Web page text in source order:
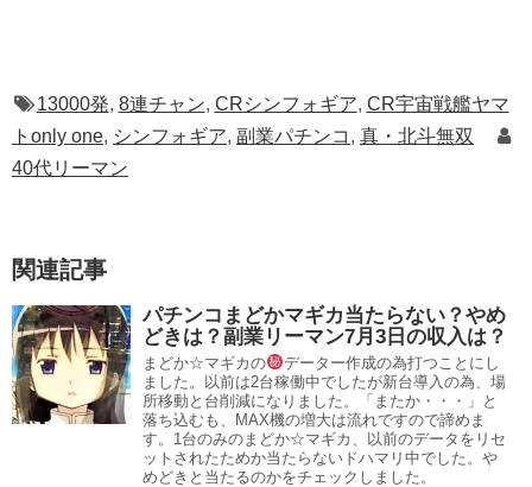
13000発, 8連チャン, CRシンフォギア, CR宇宙戦艦ヤマ
トonly one, シンフォギア, 副業パチンコ , 真・北斗無双
40代リーマン
関連記事
パチンコまどかマギカ当たらない？やめ
どきは？副業リーマン7月3日の収入は？
まどか☆マギカの
データー作成の為打つことにし
ました。以前は2台稼働中でしたが新台導入の為、場
所移動と台削減になりました。「またか・・・」と
落ち込むも、MAX機の増大は流れですので諦めま
す。1台のみのまどか☆マギカ、以前のデータをリセ
ットされたためか当たらないドハマリ中でした。や
めどきと当たるのかをチェックしました。